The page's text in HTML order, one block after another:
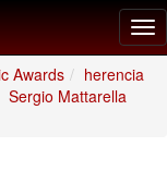
Awards
herencia
Sergio Mattarella